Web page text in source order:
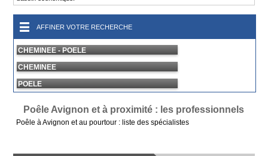
AFFINER VOTRE RECHERCHE
CHEMINEE - POELE
CHEMINEE
POELE
Poêle Avignon et à proximité : les professionnels
Poêle à Avignon et au pourtour : liste des spécialistes